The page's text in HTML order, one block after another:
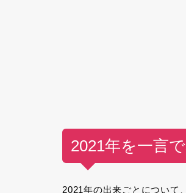
2021年を一言
2021年の出来ごとについて